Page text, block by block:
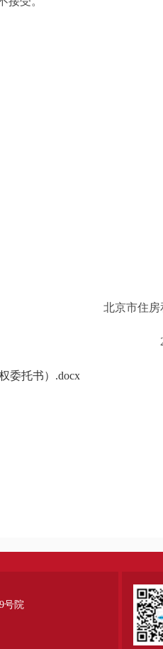
乡建设
月
委托书）.docx
号院